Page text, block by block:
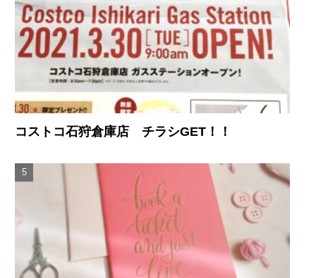
コストコ石狩倉庫店 チラシGET！！